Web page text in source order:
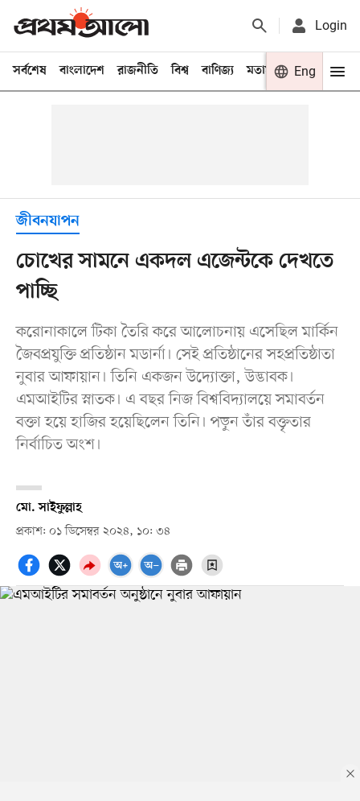
Login
সর্বশেষ বাংলাদেশ রাজনীতি বিশ্ব বাণিজ্য মতামত খেলা
Eng
জীবনযাপন
চোখের সামনে একদল এজেন্টকে দেখতে
পাচ্ছি
করোনাকালে টিকা তৈরি করে আলোচনায় এসেছিল মার্কিন
জৈবপ্রযুক্তি প্রতিষ্ঠান মডার্না। সেই প্রতিষ্ঠানের সহপ্রতিষ্ঠাতা
নুবার আফায়ান। তিনি একজন উদ্যোক্তা, উদ্ভাবক।
এমআইটির স্নাতক। এ বছর নিজ বিশ্ববিদ্যালয়ে সমাবর্তন
বক্তা হয়ে হাজির হয়েছিলেন তিনি। পড়ুন তাঁর বক্তৃতার
নির্বাচিত অংশ।
মো. সাইফুল্লাহ
প্রকাশ: ০১ ডিসেম্বর ২০২৪, ১০: ৩৪